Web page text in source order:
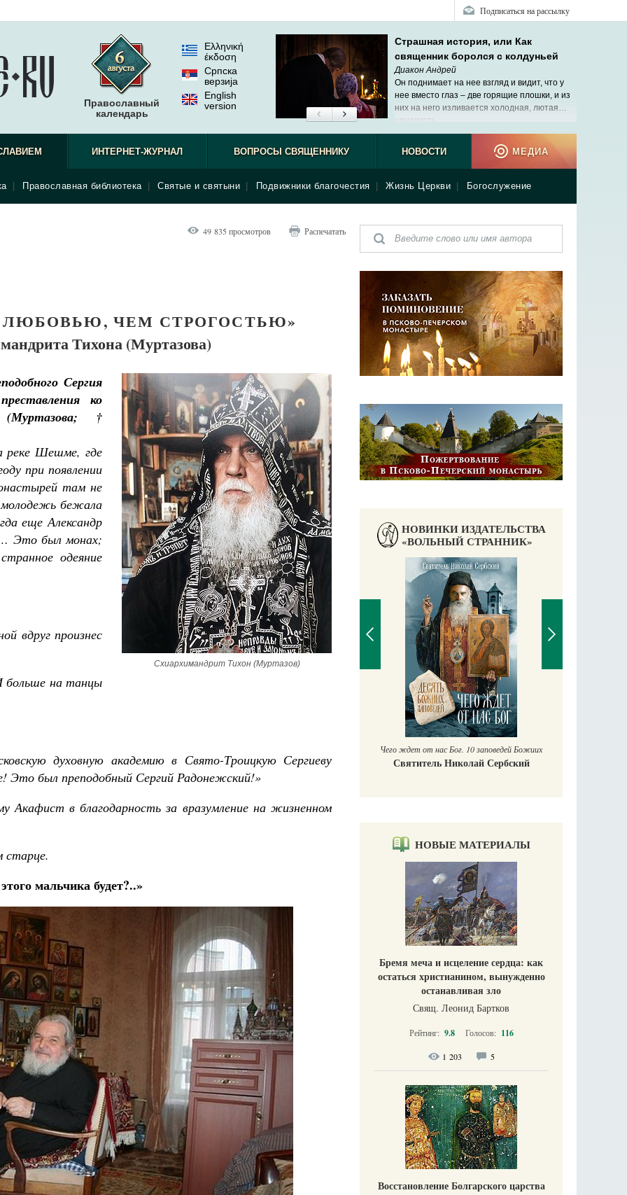
Подписаться на рассылку
Православный
календарь
Ελληνική
έκδοση
Српска
верзиjа
English
version
Страшная история, или Как
священник боролся с колдуньей
Диакон Андрей
Он поднимает на нее взгляд и видит, что у
нее вместо глаз – две горящие плошки, и из
них на него изливается холодная, лютая…
ненависть.
Православная библиотека Святые и святыни Подвижники благочестия Жизнь Церкви Богослужение
ИНТЕРНЕТ-ЖУРНАЛ ВОПРОСЫ СВЯЩЕННИКУ НОВОСТИ МЕДИА
49 835 просмотров Распечатать
ЧЕМ СТРОГОСТЬЮ»
Тихона (Муртазова)
Схиархимандрит Тихон (Муртазов)
Сергия
ко
(Муртазова; †
реке Шешме, где
при появлении
там не
молодежь бежала
еще Александр
Это был монах;
одеяние
вдруг произнес
больше на танцы
духовную академию в Свято-Троицкую Сергиеву
Это был преподобный Сергий Радонежский!»
в благодарность за вразумление на жизненном
старце.
мальчика будет?..»
НОВИНКИ ИЗДАТЕЛЬСТВА
«ВОЛЬНЫЙ СТРАННИК»
Чего ждет от нас Бог. 10 заповедей Божиих
Святитель Николай Сербский
Православный мальчик
Екатерина Баканова
НОВЫЕ МАТЕРИАЛЫ
Бремя меча и исцеление сердца: как
остаться христианином, вынужденно
останавливая зло
Свящ. Леонид Бартков
Рейтинг: 9.8 Голосов: 116
1 203 5
Восстановление Болгарского царства